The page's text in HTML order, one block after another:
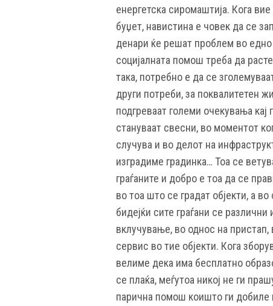
енергетска сиромаштија. Кога
буџет, навистина е човек да се
денари ќе решат проблем во едно
социјалната помош треба да
така, потребно е да се
други потреби, за поквалитетен
подгреваат големи очекувања кај
стануваат свесни, во моментот
случува и во делот на
изградиме градинка… Тоа се
граѓаните и добро е тоа да се
во тоа што се градат објекти, а
бидејќи сите граѓани се
вклучување, во однос на
сервис во тие објекти. Кога
велиме дека има бесплатно
се плаќа, меѓутоа никој не ги
парична помош коишто ги добиле